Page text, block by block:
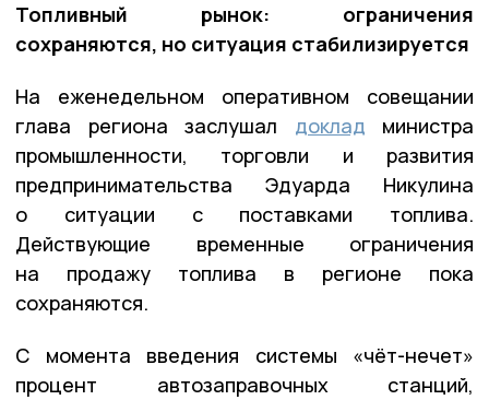
Топливный рынок: ограничения
сохраняются, но ситуация стабилизируется
На еженедельном оперативном совещании
глава региона заслушал доклад министра
промышленности, торговли и развития
предпринимательства Эдуарда Никулина
о ситуации с поставками топлива.
Действующие временные ограничения
на продажу топлива в регионе пока
сохраняются.
С момента введения системы «чёт-нечет»
процент автозаправочных станций,